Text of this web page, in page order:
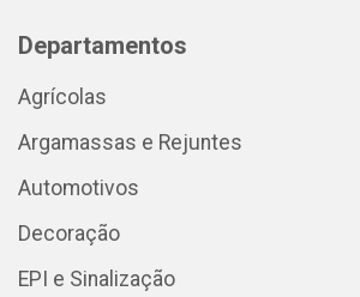
Departamentos
Agrícolas
Argamassas e Rejuntes
Automotivos
Decoração
EPI e Sinalização